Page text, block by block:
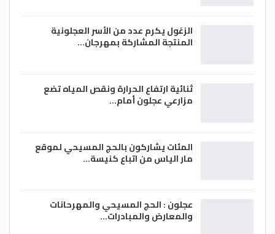
الزغول يكرم عدد من الأسر العجلونية
المنتجة المشاركة بمهرجان…
ثنائية ارتفاع الحرارة ونقص المياه تضع
مزارعي عجلون أمام…
المئات يشاركون بالحج المسيحي لموقع
مار الياس من اتباع كنيسة…
عجلون : الحج المسيحي والمهرحانات
والمعارض والمبادرات…